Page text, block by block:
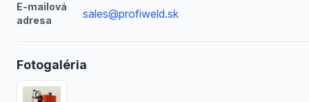
E-mailová
adresa
sales@profiweld.sk
Fotogaléria